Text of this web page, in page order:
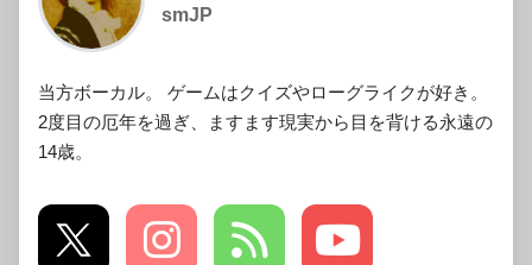
smJP
当方ボーカル。 ゲームはクイズやローグライクが好き。
2度目の厄年を過ぎ、ますます現実から目を背ける永遠の
14歳。